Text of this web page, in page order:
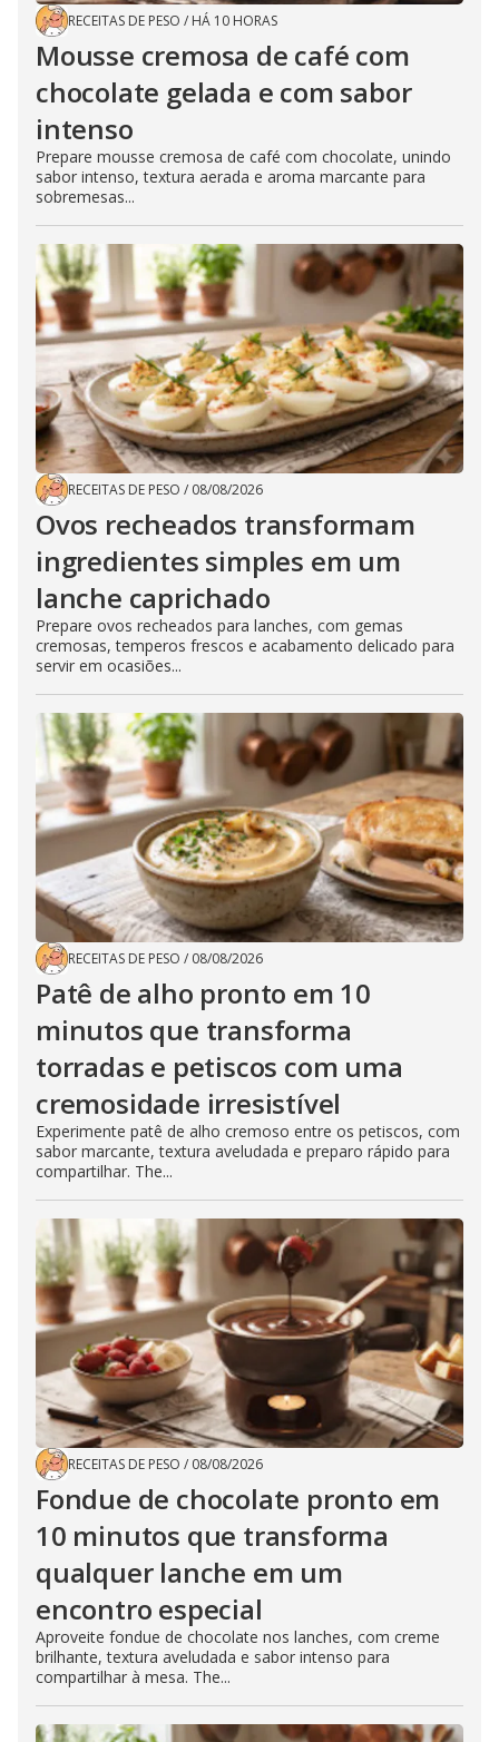
RECEITAS DE PESO / HÁ 10 HORAS
Mousse cremosa de café com
chocolate gelada e com sabor
intenso
Prepare mousse cremosa de café com chocolate, unindo
sabor intenso, textura aerada e aroma marcante para
sobremesas...
RECEITAS DE PESO / 08/08/2026
Ovos recheados transformam
ingredientes simples em um
lanche caprichado
Prepare ovos recheados para lanches, com gemas
cremosas, temperos frescos e acabamento delicado para
servir em ocasiões...
RECEITAS DE PESO / 08/08/2026
Patê de alho pronto em 10
minutos que transforma
torradas e petiscos com uma
cremosidade irresistível
Experimente patê de alho cremoso entre os petiscos, com
sabor marcante, textura aveludada e preparo rápido para
compartilhar. The...
RECEITAS DE PESO / 08/08/2026
Fondue de chocolate pronto em
10 minutos que transforma
qualquer lanche em um
encontro especial
Aproveite fondue de chocolate nos lanches, com creme
brilhante, textura aveludada e sabor intenso para
compartilhar à mesa. The...